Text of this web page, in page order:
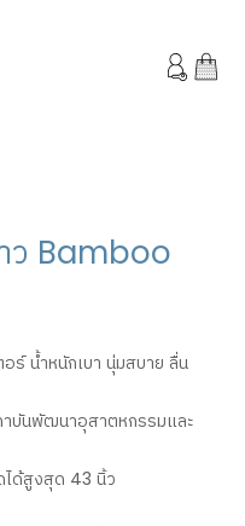
ว Bamboo
ร์ น้ำหนักเบา นุ่มสบาย ลื่น
าบันพัฒนาอุสาตหกรรมและ
ได้สูงสุด 43 นิ้ว